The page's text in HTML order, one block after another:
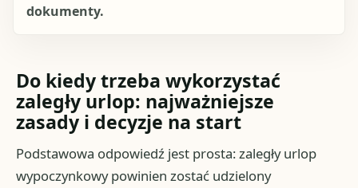
dokumenty.
Do kiedy trzeba wykorzystać
zaległy urlop: najważniejsze
zasady i decyzje na start
Podstawowa odpowiedź jest prosta: zaległy urlop
wypoczynkowy powinien zostać udzielony